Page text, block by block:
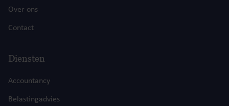
Over ons
Contact
Diensten
Accountancy
Belastingadvies